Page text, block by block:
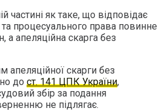
частині як таке, що відповідає
процесуального права повинне
а апеляційна скарга без
апеляційної скарги без
до ст. 141 ЦПК України,
збір за подання
не підлягає.